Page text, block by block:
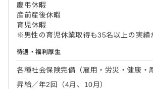
慶弔休暇
産前産後休暇
育児休暇
※男性の育児休業取得も35名以上の実績
待遇・福利厚生
各種社会保険完備（雇用・労災・健康・
昇給／年2回（4月、10月）